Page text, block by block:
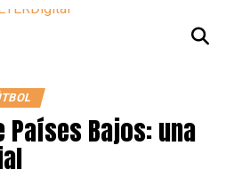
Países Bajos: una